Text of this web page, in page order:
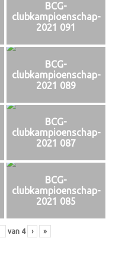
BCG-
clubkampioenschap-
2021 091
BCG-
clubkampioenschap-
2021 089
BCG-
clubkampioenschap-
2021 087
BCG-
clubkampioenschap-
2021 085
van 4 › »